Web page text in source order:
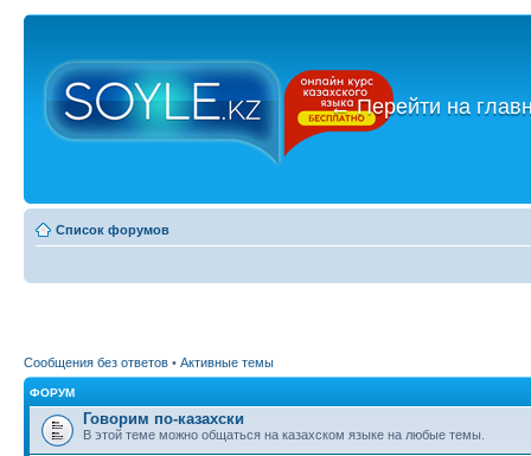
←Перейти на
Список форумов
Сообщения без ответов • Активные темы
ФОРУМ
Говорим по-казахски
В этой теме можно общаться на казахском языке на любые темы.